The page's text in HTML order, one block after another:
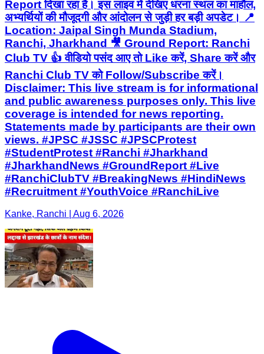
Report दिखा रहा है। इस लाइव में देखिए धरना स्थल का माहौल,
अभ्यर्थियों की मौजूदगी और आंदोलन से जुड़ी हर बड़ी अपडेट। 📍
Location: Jaipal Singh Munda Stadium,
Ranchi, Jharkhand 🎥 Ground Report: Ranchi
Club TV 👍 वीडियो पसंद आए तो Like करें, Share करें और
Ranchi Club TV को Follow/Subscribe करें।
Disclaimer: This live stream is for informational
and public awareness purposes only. This live
coverage is intended for news reporting.
Statements made by participants are their own
views. #JPSC #JSSC #JPSCProtest
#StudentProtest #Ranchi #Jharkhand
#JharkhandNews #GroundReport #Live
#RanchiClubTV #BreakingNews #HindiNews
#Recruitment #YouthVoice #RanchiLive
Kanke, Ranchi | Aug 6, 2026